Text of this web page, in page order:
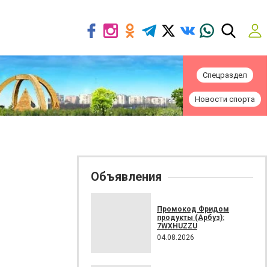
Спецраздел
Новости спорта
Объявления
Промокод Фридом
продукты (Арбуз):
7WXHUZZU
04.08.2026